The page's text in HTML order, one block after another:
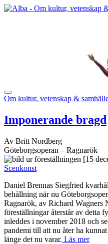
Om kultur, vetenskap &
Imponerande bragd
Av Britt Nordberg
Göteborgsoperan – Ragnarök
[15
Scenkonst
Daniel Brennas Siegfried
behållning när nu
Ragnarök, av Richard
föreställningar återstår av detta
inleddes i november 2018 och
pandemi till att nu åter ha
länge det nu varar. Läs mer